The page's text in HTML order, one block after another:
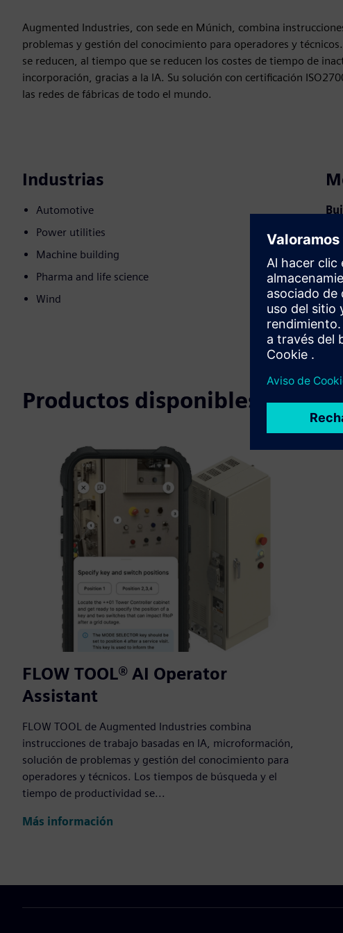
Augmented Industries, con sede en Múnich, combina
problemas y gestión del conocimiento para operadores y
se reducen, al tiempo que se reducen los costes de tiempo de
incorporación, gracias a la IA. Su solución con certificación
las redes de fábricas de todo el mundo.
Industrias
Automotive
Power utilities
Machine building
Pharma and life science
Wind
Productos disponibles
FLOW TOOL® AI Operator
Assistant
FLOW TOOL de Augmented Industries combina
instrucciones de trabajo basadas en IA, microformación,
solución de problemas y gestión del conocimiento para
operadores y técnicos. Los tiempos de búsqueda y el
tiempo de productividad se...
Más información